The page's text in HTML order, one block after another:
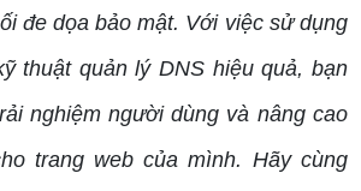
đe dọa bảo mật. Với việc sử dụng
thuật quản lý DNS hiệu quả, bạn
nghiệm người dùng và nâng cao
trang web của mình. Hãy cùng